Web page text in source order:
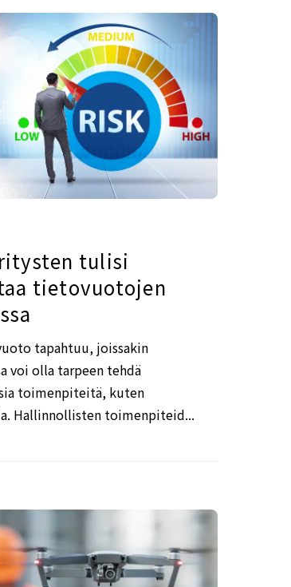
tulisi
tietovuotojen
tapahtuu, joissakin
voi olla tarpeen tehdä
toimenpiteitä, kuten
Hallinnollisten toimenpiteid...